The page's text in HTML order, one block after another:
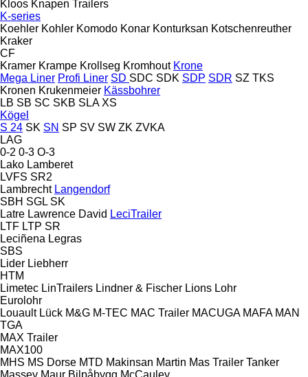
Kloos Knapen Trailers
K-series
Koehler Kohler Komodo Konar Konturksan Kotschenreuther
Kraker
CF
Kramer Krampe Krollseg Kromhout Krone
Mega Liner Profi Liner SD SDC SDK SDP SDR SZ TKS
Kronen Krukenmeier Kässbohrer
LB SB SC SKB SLA XS
Kögel
S 24 SK SN SP SV SW ZK ZVKA
LAG
0-2 0-3 O-3
Lako Lamberet
LVFS SR2
Lambrecht Langendorf
SBH SGL SK
Latre Lawrence David LeciTrailer
LTF LTP SR
Leciñena Legras
SBS
Lider Liebherr
HTM
Limetec LinTrailers Lindner & Fischer Lions Lohr
Eurolohr
Louault Lück M&G M-TEC MAC Trailer MACUGA MAFA MAN
TGA
MAX Trailer
MAX100
MHS MS Dorse MTD Makinsan Martin Mas Trailer Tanker
Massey Maur Bilpåbygg McCauley